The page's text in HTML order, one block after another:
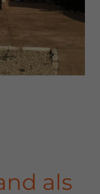
als